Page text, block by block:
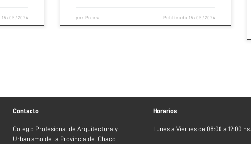
15/05/2024 por Prensa Publicada 15/05/2024
Contacto
Colegio Profesional de Arquitectura y
Urbanismo de la Provincia del Chaco
Horarios
Lunes a Viernes de 08:00 a 12:00 hs.